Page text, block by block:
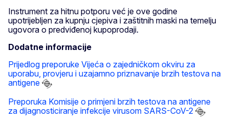
Instrument za hitnu potporu već je ove godine
upotrijebljen za kupnju cjepiva i zaštitnih maski na temelju
ugovora o predviđenoj kupoprodaji.
Dodatne informacije
Prijedlog preporuke Vijeća o zajedničkom okviru za
uporabu, provjeru i uzajamno priznavanje brzih testova na
antigene
Preporuka Komisije o primjeni brzih testova na antigene
za dijagnosticiranje infekcije virusom SARS-CoV-2